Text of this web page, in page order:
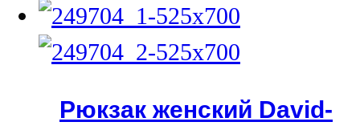
Рюкзак женский David-